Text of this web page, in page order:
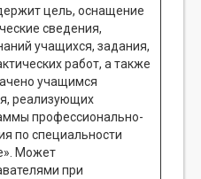
цель, оснащение
сведения,
учащихся, задания,
работ, а также
учащимся
реализующих
профессионально-
по специальности
Может
при